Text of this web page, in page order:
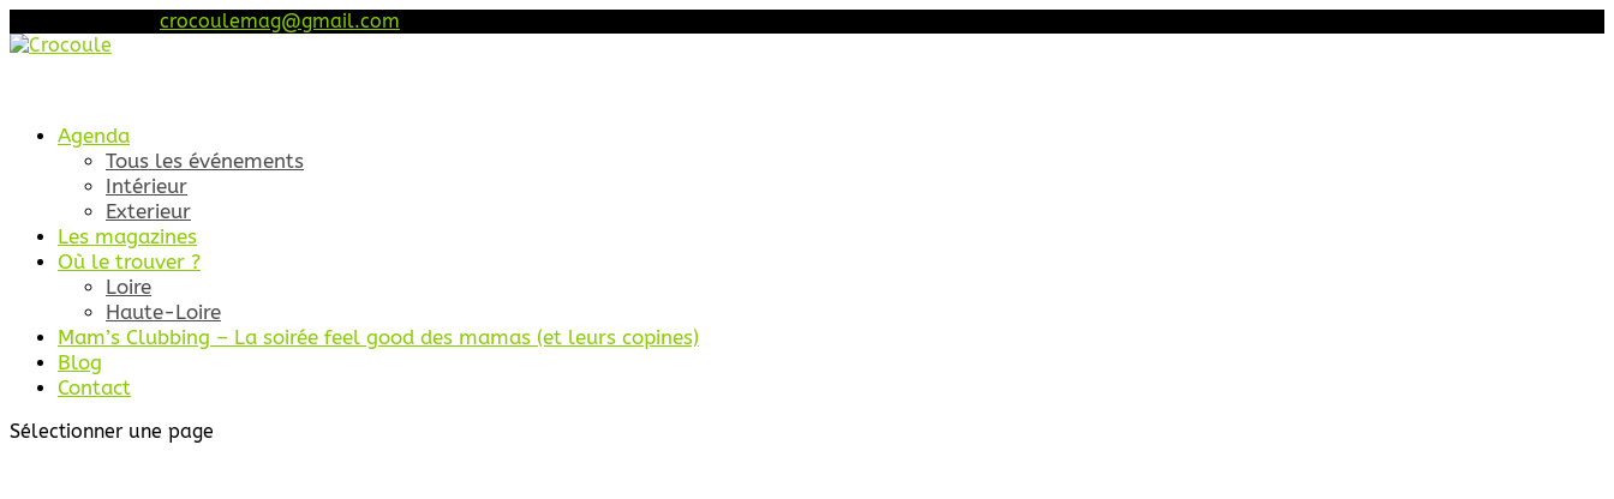
crocoulemag@gmail.com
Agenda
Tous les événements
Intérieur
Exterieur
Les magazines
Où le trouver ?
Loire
Haute-Loire
Mam’s Clubbing – La soirée feel good des mamas (et leurs copines)
Blog
Contact
Sélectionner une page